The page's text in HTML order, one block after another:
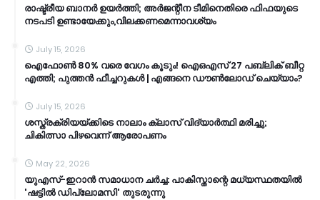
രാഷ്ട്രീയ ബാനർ ഉയർത്തി; അർജന്റീന ടീമിനെതിരെ ഫിഫയുടെ
നടപടി ഉണ്ടായേക്കും,വിലക്കണമെന്നാവശ്യം
July 15, 2026
ഐഫോൺ 80% വരെ വേഗം കൂടും! ഐഒഎസ് 27 പബ്ലിക് ബീറ്റ
എത്തി; പുത്തൻ ഫീച്ചറുകൾ | എങ്ങനെ ഡൗൺലോഡ് ചെയ്യാം?
July 15, 2026
ശസ്ത്രക്രിയയ്ക്കിടെ നാലാം ക്ലാസ് വിദ്യാർത്ഥി മരിച്ചു;
ചികിത്സാ പിഴവെന്ന് ആരോപണം
May 22, 2026
യുഎസ്-ഇറാൻ സമാധാന ചർച്ച: പാകിസ്താന്റെ മധ്യസ്ഥതയിൽ
'ഷട്ടിൽ ഡിപ്ലോമസി' തുടരുന്നു